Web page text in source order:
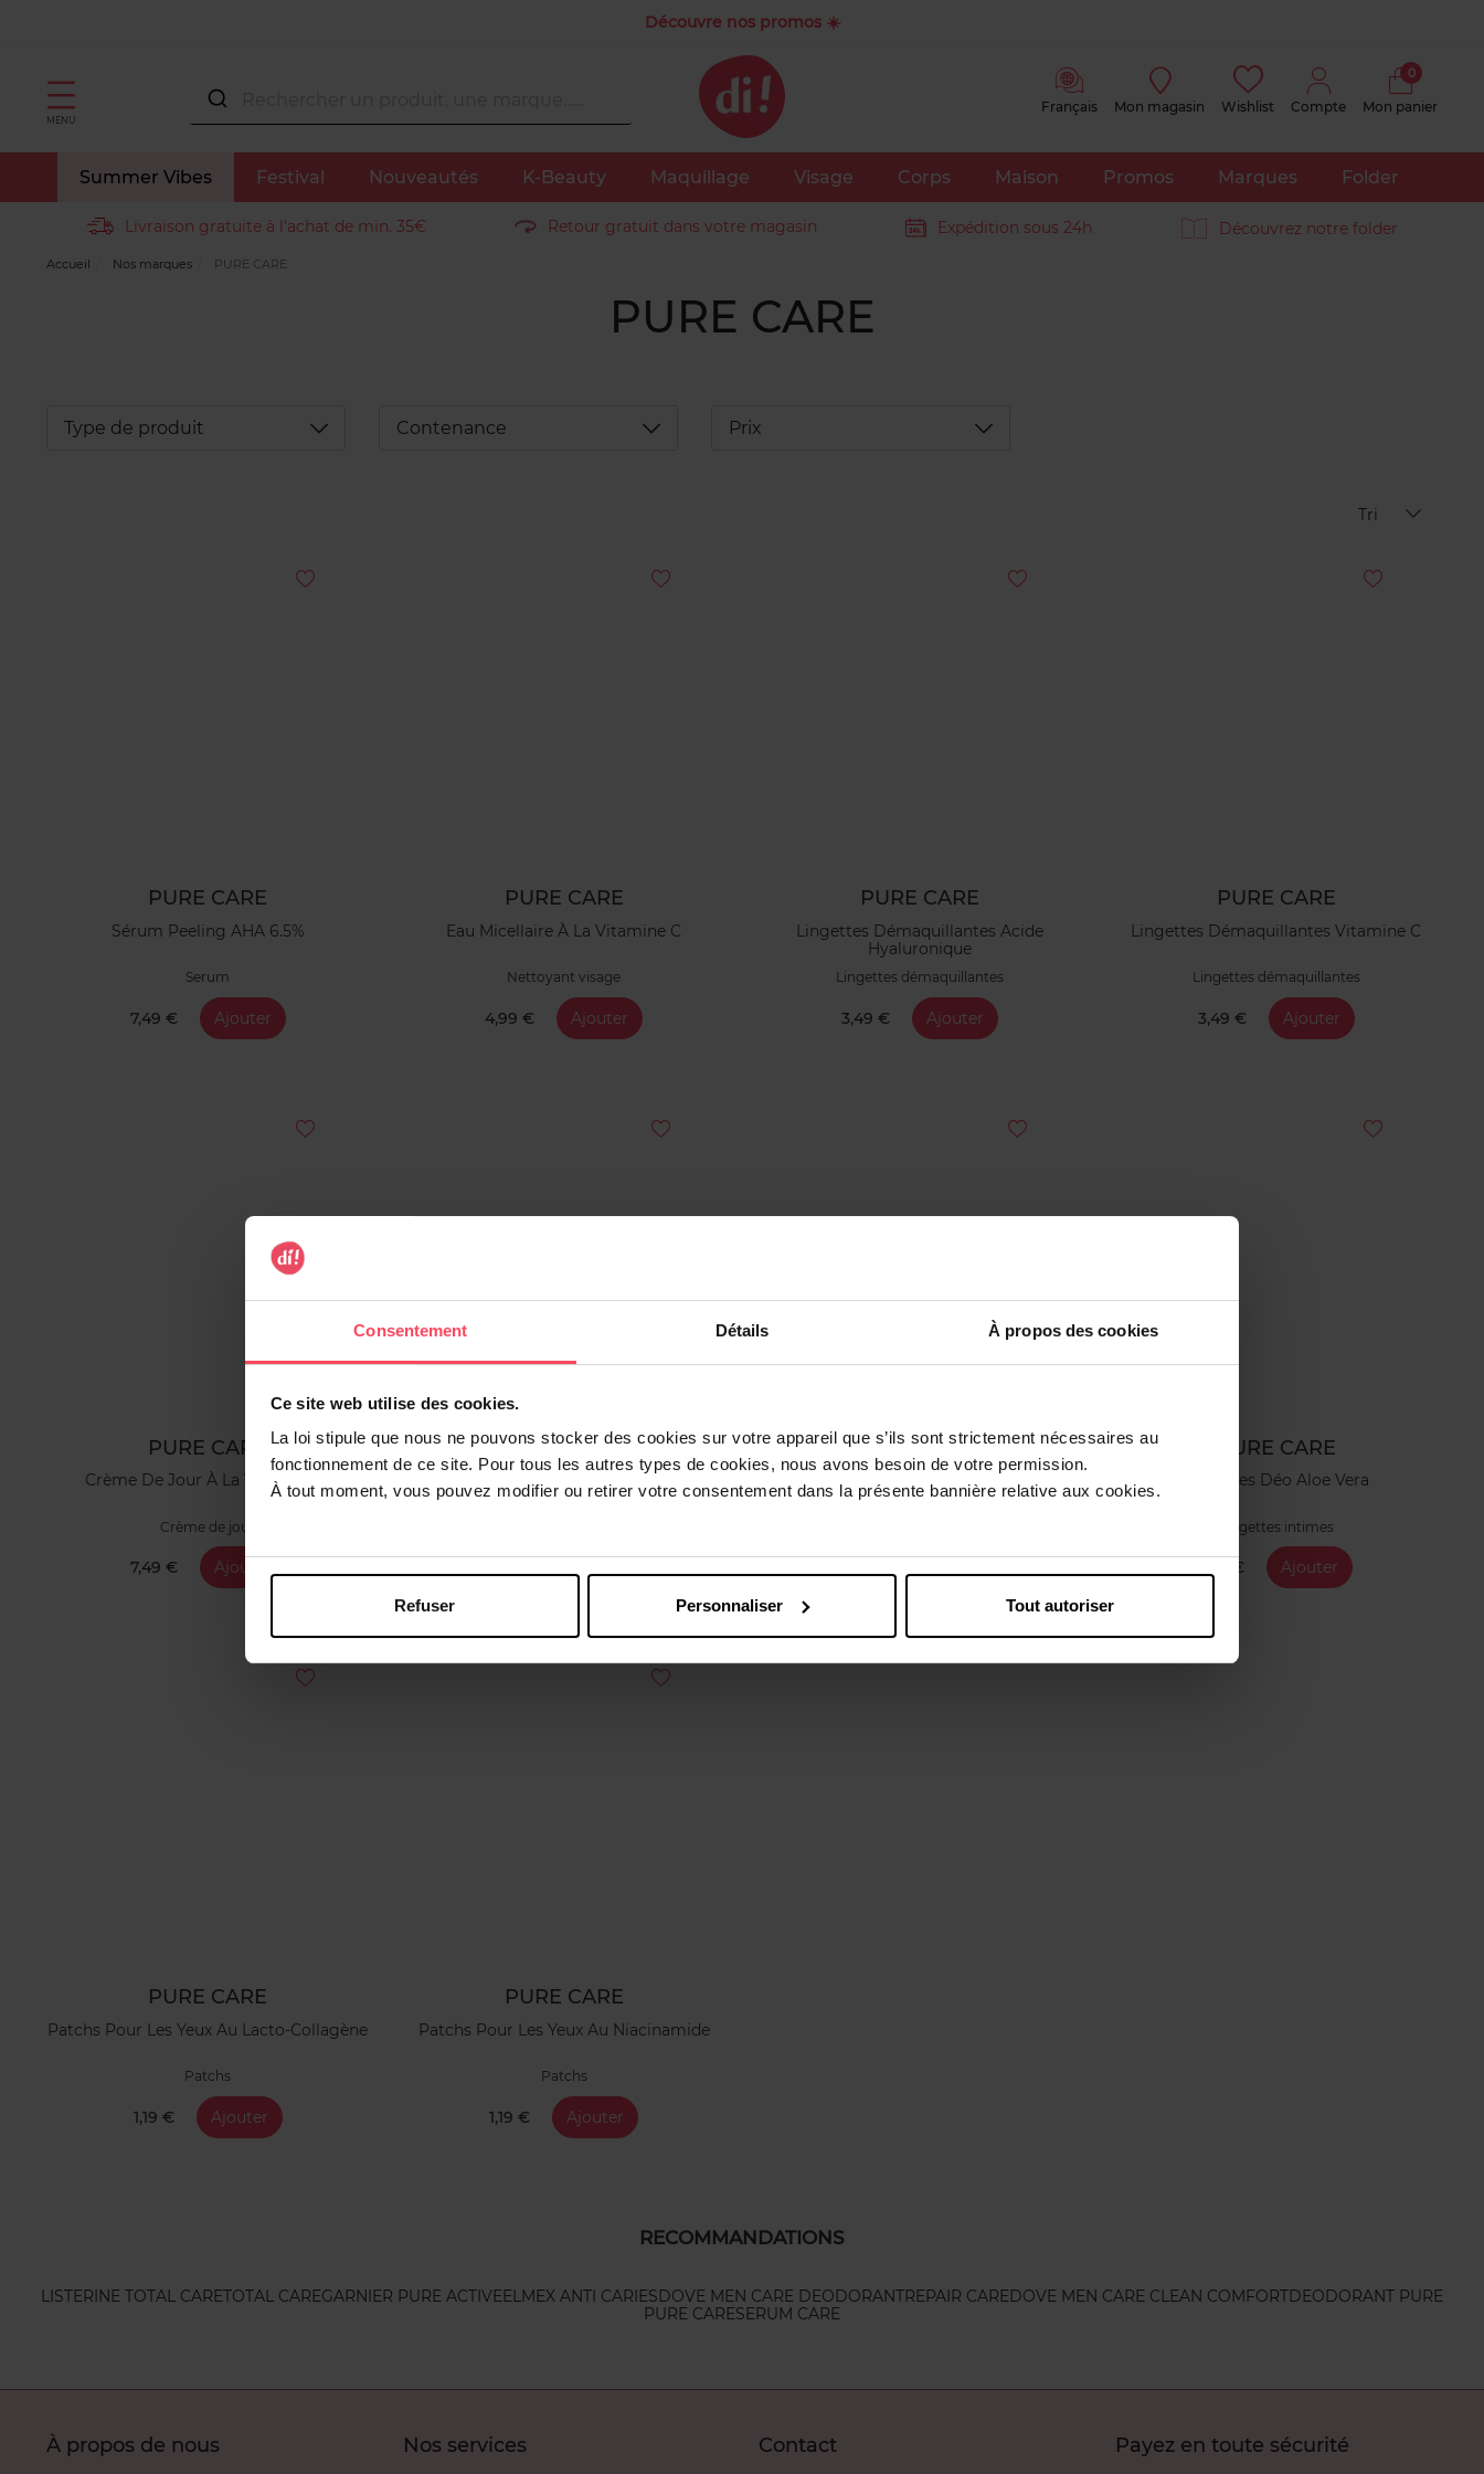
Consentement Détails À propos des cookies
Ce site web utilise des cookies.
La loi stipule que nous ne pouvons stocker des cookies sur votre appareil que s’ils sont strictement nécessaires au
fonctionnement de ce site. Pour tous les autres types de cookies, nous avons besoin de votre permission.
À tout moment, vous pouvez modifier ou retirer votre consentement dans la présente bannière relative aux cookies.
Refuser Personnaliser Tout autoriser
Découvre nos promos ☀️
MENU
Français Mon magasin Wishlist Compte Mon panier
0
Summer Vibes Festival Nouveautés K-Beauty Maquillage Visage Corps Maison Promos Marques Folder
Livraison gratuite à l'achat de min. 35€ Retour gratuit dans votre magasin Expédition sous 24h Découvrez notre folder
Accueil Nos marques PURE CARE
PURE CARE
Type de produit Déplier Contenance Déplier Prix Déplier
Tri
PURE CARE
Sérum Peeling AHA 6.5%
Serum
7,49 € Ajouter
PURE CARE
Eau Micellaire À La Vitamine C
Nettoyant visage
4,99 € Ajouter
PURE CARE
Lingettes Démaquillantes Acide
Hyaluronique
Lingettes démaquillantes
3,49 € Ajouter
PURE CARE
Lingettes Démaquillantes Vitamine C
Lingettes démaquillantes
3,49 € Ajouter
PURE CARE
Crème De Jour À La Vitamine C
Crème de jour
7,49 € Ajouter
PURE CARE
Patchs Pour Les Yeux À L’Acide
Hyaluronique
PURE CARE
Lingettes Déo Sensible
PURE CARE
Lingettes Déo Aloe Vera
Lingettes intimes
1,99 € Ajouter
PURE CARE
Patchs Pour Les Yeux Au Lacto-Collagène
Patchs
1,19 € Ajouter
PURE CARE
Patchs Pour Les Yeux Au Niacinamide
Patchs
1,19 € Ajouter
RECOMMANDATIONS
LISTERINE TOTAL CARETOTAL CAREGARNIER PURE ACTIVEELMEX ANTI CARIESDOVE MEN CARE DEODORANTREPAIR CAREDOVE MEN CARE CLEAN COMFORTDEODORANT PURE
PURE CARESERUM CARE
À propos de nous Nos services Contact Payez en toute sécurité